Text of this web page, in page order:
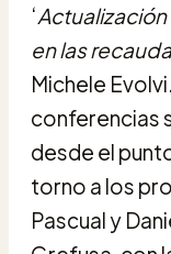
‘
en las
Michele
conferencias
desde el
torno a los
Pascual y